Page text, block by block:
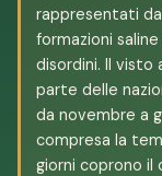
rappresentati
formazioni
disordini. Il visto
parte delle
da novembre a
compresa la
giorni coprono il